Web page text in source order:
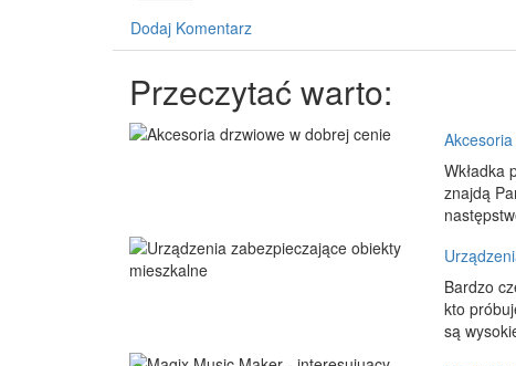
Dodaj Komentarz
Przeczytać warto:
Wkładka
znajdą
Bardzo
kto
są